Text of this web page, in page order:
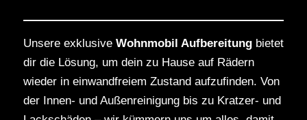
Unsere exklusive Wohnmobil Aufbereitungbietet
dir die Lösung, um dein zu Hause auf Rädern
wieder in einwandfreiem Zustand aufzufinden. Von
der Innen- und Außenreinigung bis zu Kratzer- und